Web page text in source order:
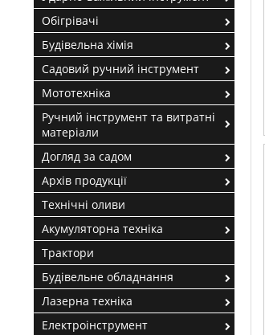
Обігрівачі
Будівельна хімія
Садовий ручний інструмент
Мототехніка
Ручний інструмент та витратні
матеріали
Догляд за садом
Архів продукції
Технічні оливи
Акумуляторна техніка
Трактори
Будівельне обладнання
Лазерна техніка
Електроінструмент